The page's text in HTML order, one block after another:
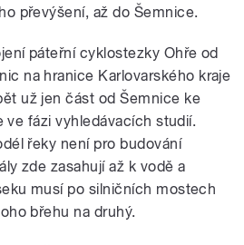
převýšení, až do Šemnice.
páteřní cyklostezky Ohře od
na hranice Karlovarského kraje
už jen část od Šemnice ke
ve fázi vyhledávacích studií.
řeky není pro budování
zde zasahují až k vodě a
musí po silničních mostech
břehu na druhý.